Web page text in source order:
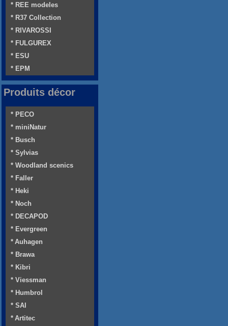
* REE modeles
* R37 Collection
* RIVAROSSI
* FULGUREX
* ESU
* EPM
Produits décor
* PECO
* miniNatur
* Busch
* Sylvias
* Woodland scenics
* Faller
* Heki
* Noch
* DECAPOD
* Evergreen
* Auhagen
* Brawa
* Kibri
* Viessman
* Humbrol
* SAI
* Artitec